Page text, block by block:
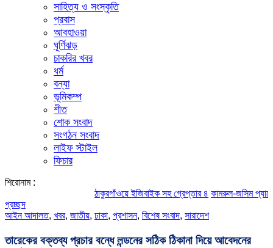
সাহিত্য ও সংস্কৃতি
প্রবাস
আবহাওয়া
ঘূর্ণিঝড়
চাকরির খবর
ধর্ম
বন্যা
ভূমিকম্প
শীত
শোক সংবাদ
সংগঠন সংবাদ
লাইফ স্টাইল
ফিচার
শিরোনাম :
ঠাকুরগাঁওয়ে ইজিবাইক সহ গ্রেপ্তার ৪ কামরুল-জসিম প্যানেলের
প্রচ্ছদ
আইন আদালত, খবর, জাতীয়, ঢাকা, প্রশাসন, বিশেষ সংবাদ, সারাদেশ
তারেকের বক্তব্য প্রচার বন্ধে লন্ডনের সঠিক ঠিকানা দিয়ে আবেদনের